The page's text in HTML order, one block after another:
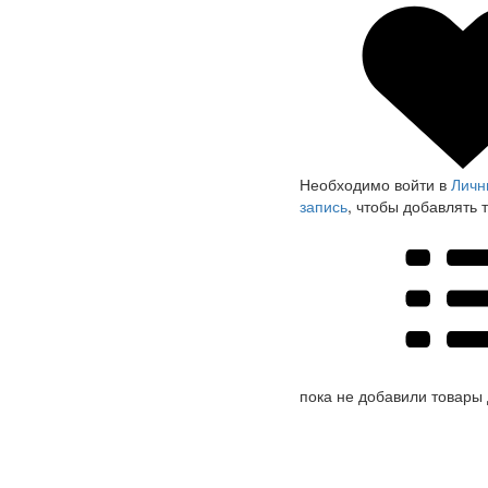
Необходимо войти в
запись, чтобы добавлять
пока не добавили